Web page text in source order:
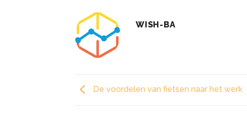
WISH-BA
De voordelen van fietsen naar het werk